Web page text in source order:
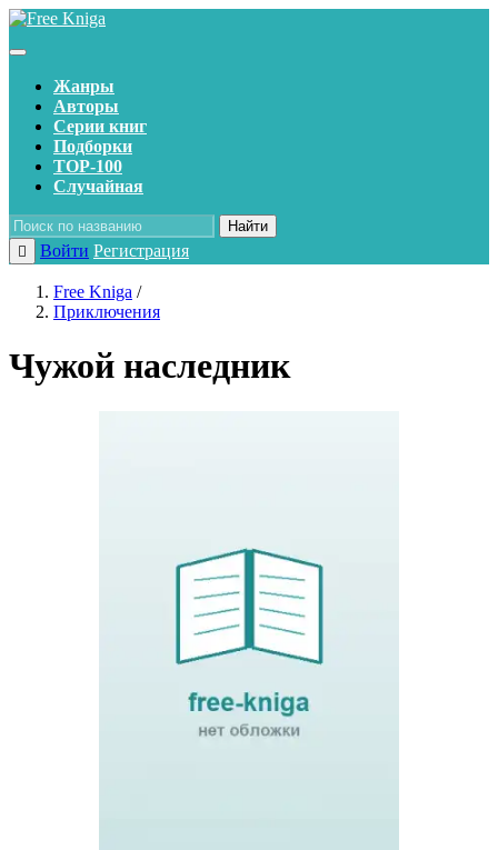
Жанры
Авторы
Серии книг
Подборки
TOP-100
Случайная
Найти
Войти Регистрация
Free Kniga /
Приключения
Чужой наследник